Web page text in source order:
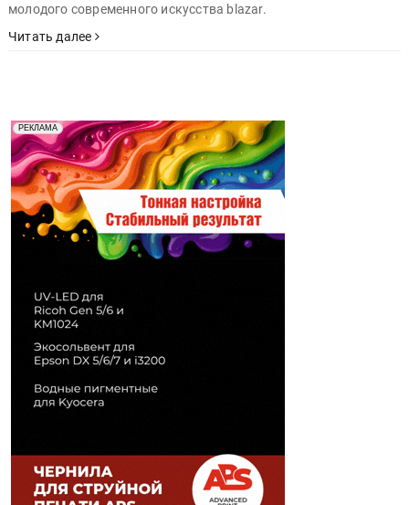
молодого современного искусства blazar.
Читать далее
РЕКЛАМА
Реклама. Рекламодатель ООО "Передовые Системы
Печати" erid: 2SDnjd2d4Qz